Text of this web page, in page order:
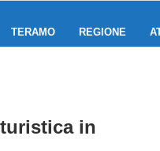
TERAMO REGIONE
in